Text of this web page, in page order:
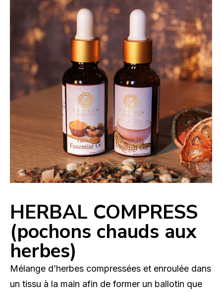
HERBAL COMPRESS
(pochons chauds aux
herbes)
Mélange d’herbes compressées et enroulée dans
un tissu à la main afin de former un ballotin que